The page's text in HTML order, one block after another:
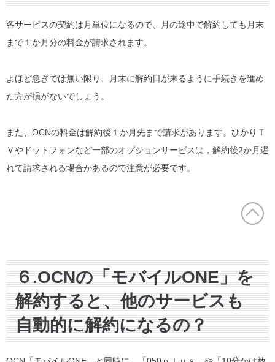
各サービスの契約は月単位になるので、月の途中で解約しても月末
まで１か月分の料金が請求されます。
よほど急ぎでは無い限り、月末に解約日が来るように手続きを進め
た方が損がないでしょう。
また、OCNの料金は解約後１か月先まで請求があります。ひかりＴ
Ｖやドットフォンなど一部のオプションサービスは，解約後2か月遅
れて請求される場合があるので注意が必要です。
６.OCNの「モバイルONE」を
解約すると、他のサービスも
自動的に解約になるの？